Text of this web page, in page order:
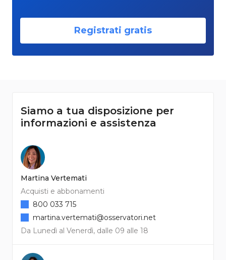
Registrati gratis
Siamo a tua disposizione per
informazioni e assistenza
Martina Vertemati
Acquisti e abbonamenti
Da Lunedì al Venerdì, dalle 09 alle 18
800 033 715
martina.vertemati@osservatori.net